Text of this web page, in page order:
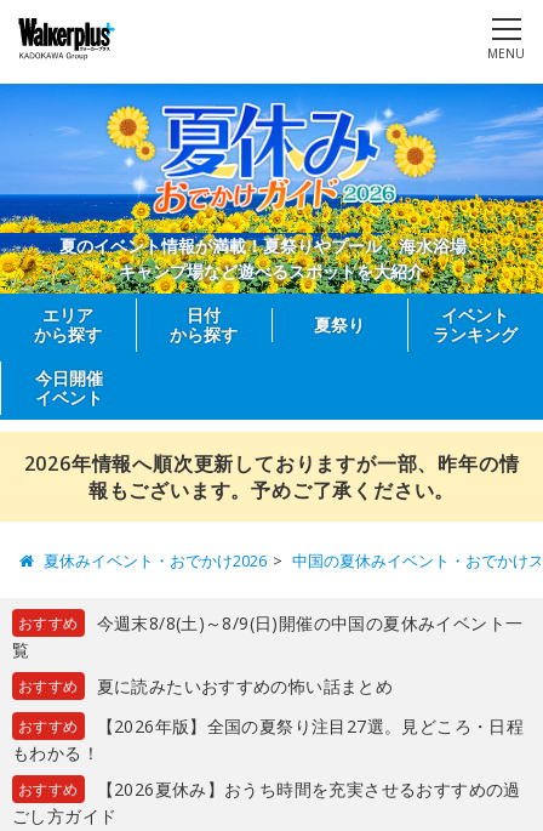
MENU
夏のイベント情報が満載！夏祭りやプール、海水浴場、
キャンプ場など遊べるスポットを大紹介
エリア
から探す
日付
から探す
夏祭り
イベント
ランキング
今日開催
イベント
2026年情報へ順次更新しておりますが一部、昨年の情
報もございます。予めご了承ください。
夏休みイベント・おでかけ2026 中国の夏休みイベント・おでかけ
おすすめ
今週末8/8(土)～8/9(日)開催の中国の夏休みイベント一
覧
おすすめ 夏に読みたいおすすめの怖い話まとめ
おすすめ
【2026年版】全国の夏祭り注目27選。見どころ・日程
もわかる！
おすすめ
【2026夏休み】おうち時間を充実させるおすすめの過
ごし方ガイド